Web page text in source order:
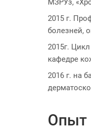
МЗРУз,
2015 г.
болезней,
2015г.
кафедре
2016 г. на
Опыт